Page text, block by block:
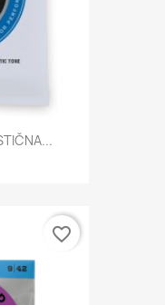
favorite_border